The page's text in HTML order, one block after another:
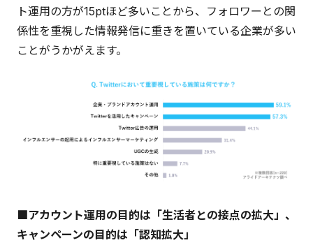
ト運用の方が15ptほど多いことから、フォロワーとの関
係性を重視した情報発信に重きを置いている企業が多い
ことがうかがえます。
■アカウント運用の目的は「生活者との接点の拡大」、
キャンペーンの目的は「認知拡大」